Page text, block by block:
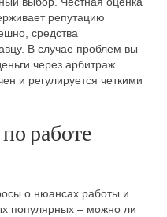
репутацию
средства
В случае проблем вы
через арбитраж.
и регулируется четкими
работе
о нюансах работы и
популярных – можно ли